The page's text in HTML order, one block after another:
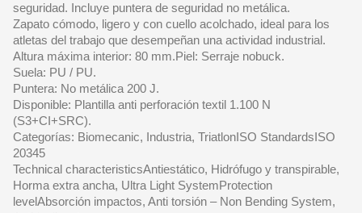
seguridad. Incluye puntera de seguridad no metálica.
Zapato cómodo, ligero y con cuello acolchado, ideal para los
atletas del trabajo que desempeñan una actividad industrial.
Altura máxima interior: 80 mm.Piel: Serraje nobuck.
Suela: PU / PU.
Puntera: No metálica 200 J.
Disponible: Plantilla anti perforación textil 1.100 N
(S3+CI+SRC).
Categorías: Biomecanic, Industria, TriatlonISO StandardsISO
20345
Technical characteristicsAntiestático, Hidrófugo y transpirable,
Horma extra ancha, Ultra Light SystemProtection
levelAbsorción impactos, Anti torsión – Non Bending System,